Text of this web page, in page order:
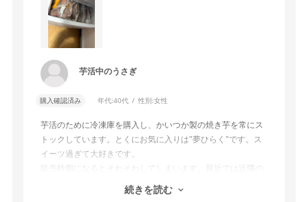
芋活中のうさぎ
購入確認済み 年代:40代 性別:女性
芋活のために冷凍庫を購入し、かいつか製の焼き芋を常にス
トックしています。とくにお気に入りは"夢ひらく"です。ス
イーツ過ぎて大好きです。
販売時期になるとそわそわしてしまいます。最近では近隣の
スーパー等で冷食コーナーに置いてあり重宝しております。
続きを読む